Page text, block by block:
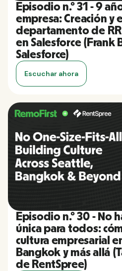
Episodio n.º 31 - 9
empresa: Creación y
departamento de
en Salesforce (Frank
Salesforce)
Escuchar ahora
Episodio n.º 30 - No
única para todos:
cultura empresarial
Bangkok y más allá
de RentSpree)